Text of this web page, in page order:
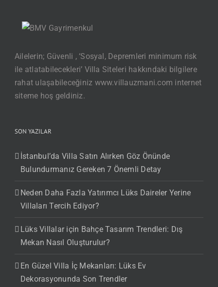
Ailelerin; Güvenli , ‘Sosyal, Depremleri minimum risk
ile atlatabilecekleri’ Villa Siteleri hakkındaki bilgilere
rahat ulaşabileceğiniz www.villauzmani.com internet
siteme hoş geldiniz.
SON YAZILAR
İstanbul’da Villa Satın Alırken Göz Önünde
Bulundurmanız Gereken 7 Önemli Detay
Neden Daha Fazla Yatırımcı Lüks Daireler Yerine
Villaları Tercih Ediyor?
Lüks Villalar için Bahçe Tasarım Trendleri: Dış
Mekan Nasıl Oluşturulur?
En Güzel Villa İç Mekanları: Lüks Ev
Dekorasyonunda Son Trendler